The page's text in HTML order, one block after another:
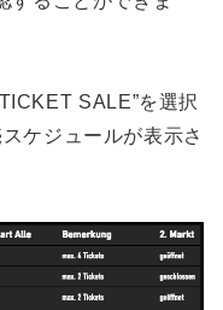
SALE”を選択
ケジュールが表示さ